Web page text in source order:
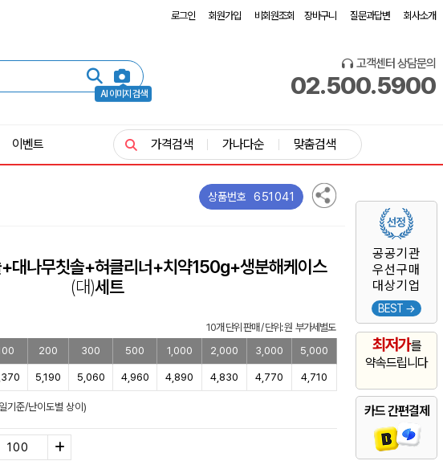
로그인 회원가입 비회원조회 장바구니 질문과답변 회사소개
AI 이미지 검색
고객센터 상담문의
02.500.5900
공공기관
우선구매
대상기업
BEST →
최저가를
약속드립니다
카드 간편결제
이벤트 가격검색 가나다순 맞춤검색
상품번호 651041
대나무칫솔+혀클리너+치약150g+생분해케이스
(대)세트
10개 단위 판매 / 단위: 원 부가세별도
200 300 500 1,000 2,000 3,000 5,000
5,190 5,060 4,960 4,890 4,830 4,770 4,710
기준/난이도별 상이)